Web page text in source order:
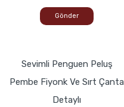
Gönder
Sevimli Penguen Peluş
Pembe Fiyonk Ve Sırt Çanta
Detaylı